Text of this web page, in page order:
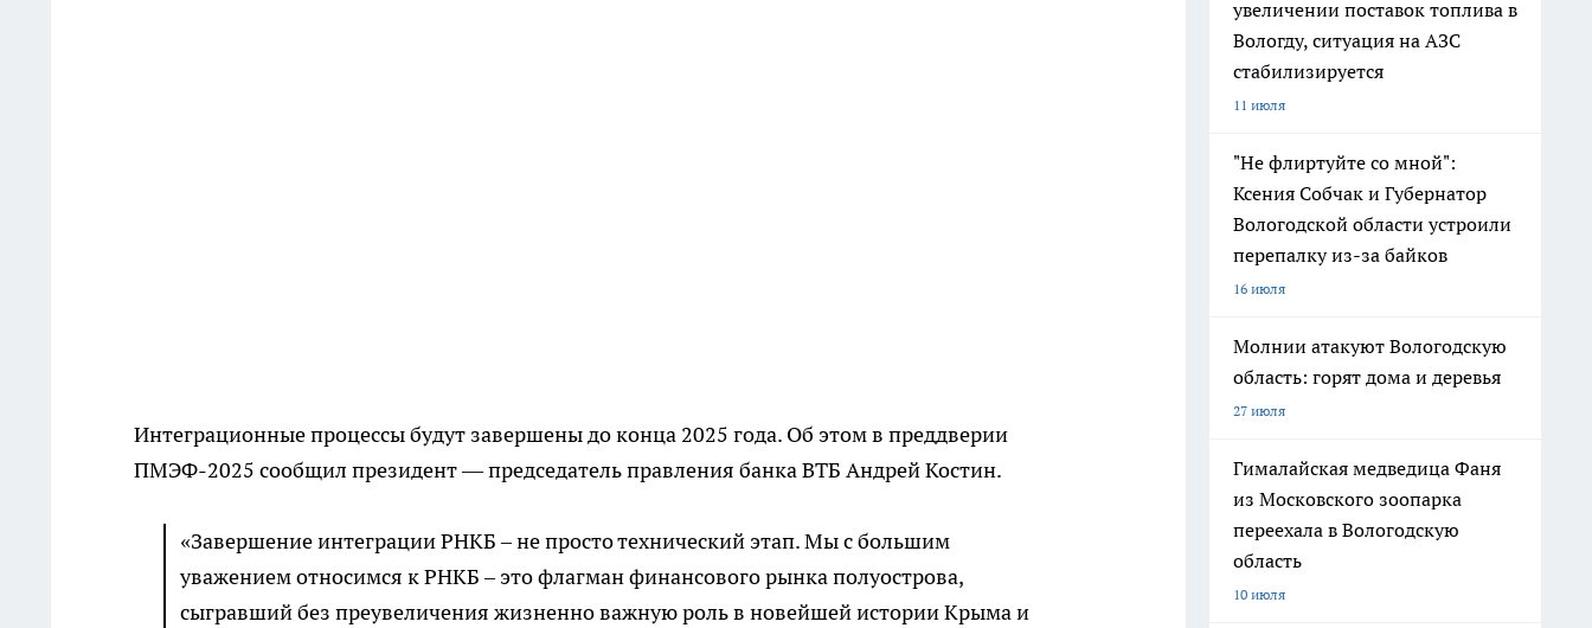
Интеграционные процессы будут завершены до конца 2025 года. Об этом в преддверии
ПМЭФ-2025 сообщил президент — председатель правления банка ВТБ Андрей Костин.
«Завершение интеграции РНКБ – не просто технический этап. Мы с большим
уважением относимся к РНКБ – это флагман финансового рынка полуострова,
сыгравший без преувеличения жизненно важную роль в новейшей истории Крыма и
увеличении поставок топлива в
Вологду, ситуация на АЗС
стабилизируется
11 июля
"Не флиртуйте со мной":
Ксения Собчак и Губернатор
Вологодской области устроили
перепалку из-за байков
16 июля
Молнии атакуют Вологодскую
область: горят дома и деревья
27 июля
Гималайская медведица Фаня
из Московского зоопарка
переехала в Вологодскую
область
10 июля